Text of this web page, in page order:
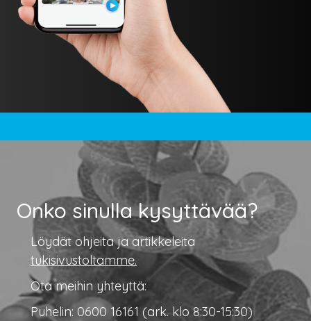
Onko sinulla kysyttävää?
Löydät ohjeita ja artikkeleita
tukisivustoltamme.
Ota meihin yhteyttä:
Puhelin: 0600 16161 (ark. klo 8:30-15:30)